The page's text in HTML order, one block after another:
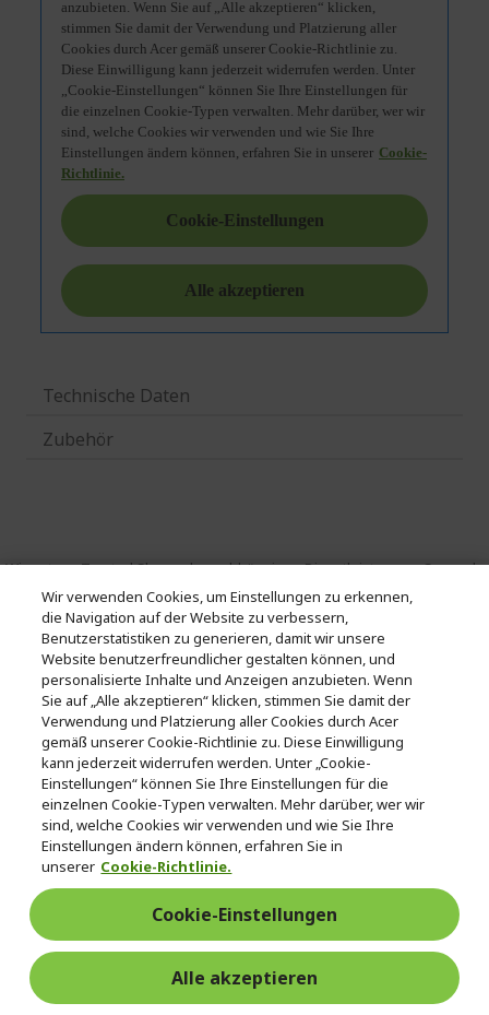
Technische Daten
Zubehör
Wir nutzen Trusted Shops als unabhängigen Dienstleister zum Sammeln
von Bewertungen. Trusted Shops hat die erforderlichen Maßnahmen
ergriffen, um sicherzustellen, dass es sich um echte Bewertungen
handelt. Mehr Informationen
* Der genaue Zeitpunkt des Upgrades hängt vom jeweiligen Gerät ab.
Die Verfügbarkeit von Apps und Features kann je nach Region
abweichen. Bestimmte Funktionen erfordern spezielle Hardware (siehe
https://www.microsoft.com/de-de/windows/windows-11-specifications).
ACERh
i
d
e
n
HILFE & KONTAKT h
d
d
e
n
KONTOh
i
d
d
e
n
h
i
d
d
Wir verwenden Cookies, um Einstellungen zu erkennen,
die Navigation auf der Website zu verbessern,
Benutzerstatistiken zu generieren, damit wir unsere
Website benutzerfreundlicher gestalten können, und
personalisierte Inhalte und Anzeigen anzubieten. Wenn
Sie auf „Alle akzeptieren“ klicken, stimmen Sie damit der
Verwendung und Platzierung aller Cookies durch Acer
gemäß unserer Cookie-Richtlinie zu. Diese Einwilligung
kann jederzeit widerrufen werden. Unter „Cookie-
Einstellungen“ können Sie Ihre Einstellungen für die
einzelnen Cookie-Typen verwalten. Mehr darüber, wer wir
sind, welche Cookies wir verwenden und wie Sie Ihre
Einstellungen ändern können, erfahren Sie in
unserer Cookie-Richtlinie.
Cookie-Einstellungen
Alle akzeptieren